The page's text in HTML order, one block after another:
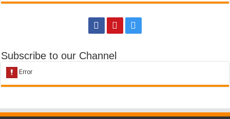
Subscribe to our Channel